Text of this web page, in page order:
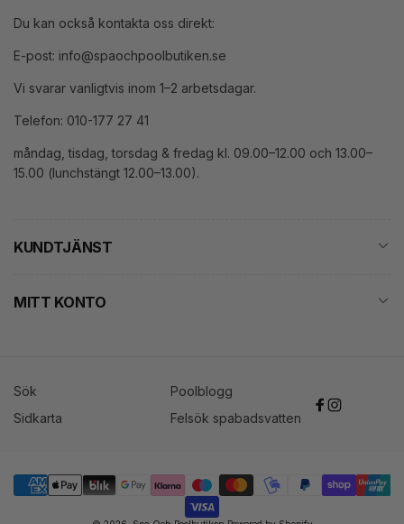
Du kan också kontakta oss direkt:
E-post: info@spaochpoolbutiken.se
Vi svarar vanligtvis inom 1–2 arbetsdagar.
Telefon: 010-177 27 41
måndag, tisdag, torsdag & fredag kl. 09.00–12.00 och 13.00–
15.00 (lunchstängt 12.00–13.00).
KUNDTJÄNST
MITT KONTO
Sök
Poolblogg
Sidkarta
Felsök spabadsvatten Facebook
Instagram
Betalningsmetoder